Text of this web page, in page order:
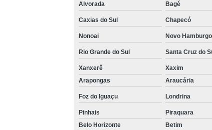
Alvorada
Bagé
Caxias do Sul Chapecó
Nonoai Novo Hamburgo
Rio Grande do Sul Santa Cruz do
Xanxerê Xaxim
Arapongas
Araucária
Foz do Iguaçu Londrina
Pinhais Piraquara
Belo Horizonte
Betim